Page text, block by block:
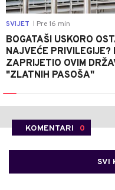
SVIJET Pre 16 min
BOGATAŠI USKORO
NAJVEĆE PRIVILEGIJE?
ZAPRIJETIO OVIM
"ZLATNIH PASOŠA"
KOMENTARI 0
SVI